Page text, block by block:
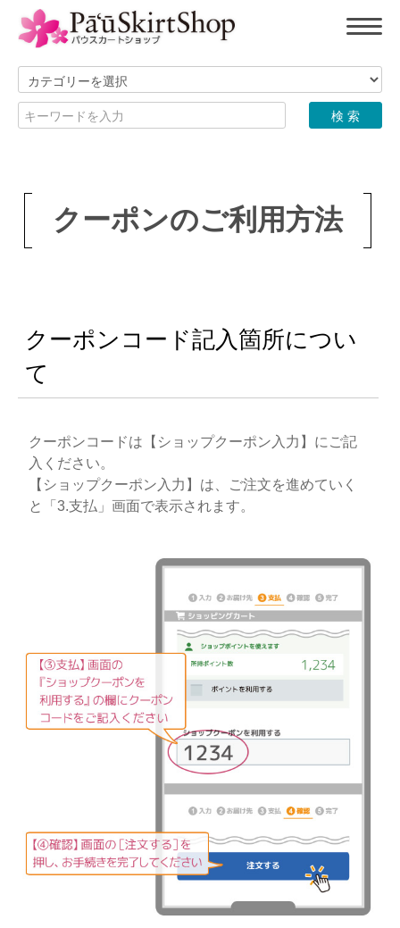
クーポンのご利用方法
クーポンコード記入箇所につい
て
クーポンコードは【ショップクーポン入力】にご記
入ください。
【ショップクーポン入力】は、ご注文を進めていく
と「3.支払」画面で表示されます。